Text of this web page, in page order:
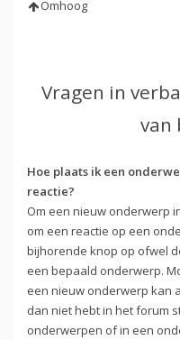
Omhoog
Vragen in
van
Hoe plaats ik een
reactie?
Om een nieuw onderwerp
om een reactie op een
bijhorende knop op ofwel
een bepaald onderwerp.
een nieuw onderwerp kan
dan niet hebt in het forum
onderwerpen of in een